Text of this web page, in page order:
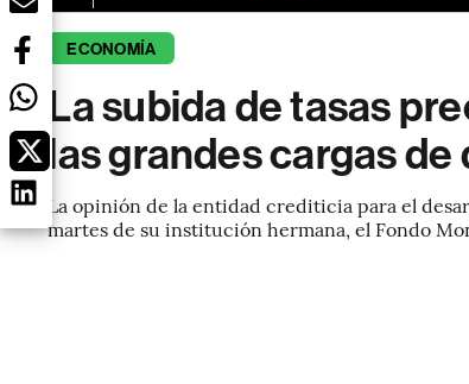
ECONOMÍA
La subida de tasas
las grandes cargas de
La opinión de la entidad crediticia para el
martes de su institución hermana, el Fondo